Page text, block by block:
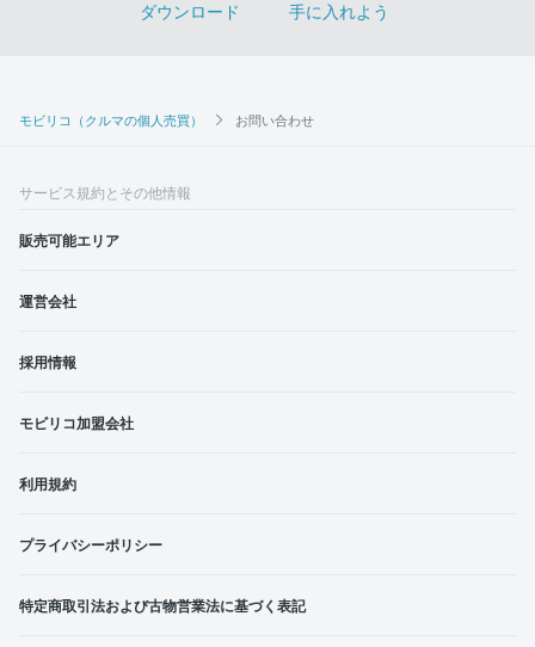
モビリコ（クルマの個人売買） お問い合わせ
サービス規約とその他情報
販売可能エリア
運営会社
採用情報
モビリコ加盟会社
利用規約
プライバシーポリシー
特定商取引法および古物営業法に基づく表記